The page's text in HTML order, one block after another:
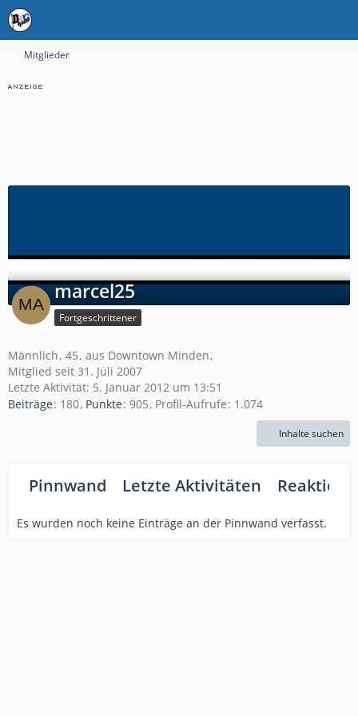
Mitglieder
marcel25
Fortgeschrittener
Männlich 45 aus Downtown Minden
Mitglied seit 31. Juli 2007
Letzte Aktivität: 5. Januar 2012 um 13:51
Beiträge 180 Punkte 905 Profil-Aufrufe 1.074
Inhalte suchen
Pinnwand Letzte Aktivitäten
Es wurden noch keine Einträge an der Pinnwand verfasst.